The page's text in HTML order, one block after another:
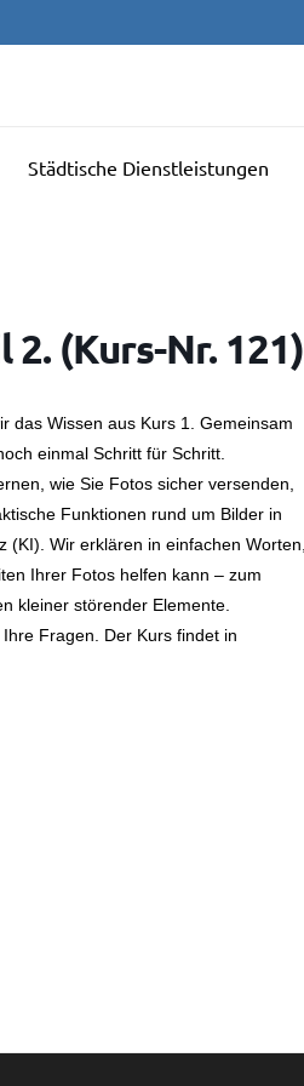
Städtische Dienstleistungen
(Kurs-Nr. 121)
das Wissen aus Kurs 1. Gemeinsam
einmal Schritt für Schritt.
wie Sie Fotos sicher versenden,
Funktionen rund um Bilder in
Wir erklären in einfachen Worten,
Ihrer Fotos helfen kann – zum
kleiner störender Elemente.
Fragen. Der Kurs findet in